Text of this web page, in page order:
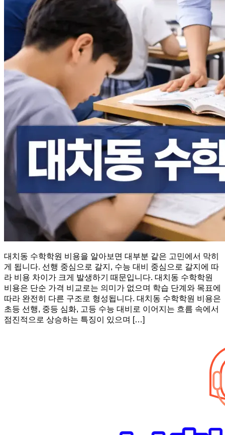
대치동 수학학원 비용을 알아보면 대부분 같은 고민에서 막히
게 됩니다. 선행 중심으로 갈지, 수능 대비 중심으로 갈지에 따
라 비용 차이가 크게 발생하기 때문입니다. 대치동 수학학원
비용은 단순 가격 비교로는 의미가 없으며 학습 단계와 목표에
따라 완전히 다른 구조로 형성됩니다. 대치동 수학학원 비용은
초등 선행, 중등 심화, 고등 수능 대비로 이어지는 흐름 속에서
점진적으로 상승하는 특징이 있으며 […]